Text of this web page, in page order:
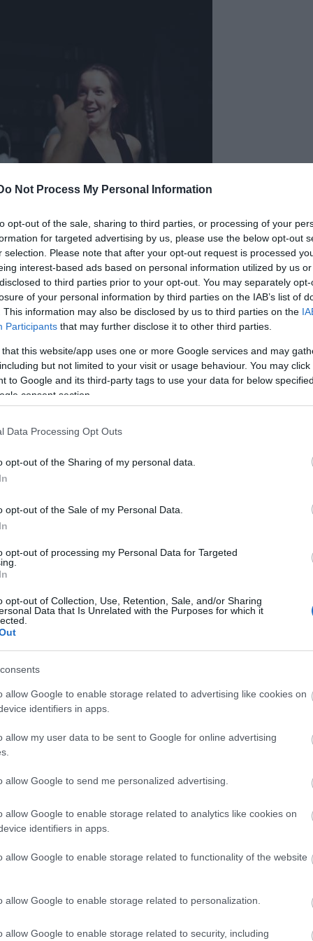
Not Process My Personal Information
opt-out of the sale, sharing to third parties, or processing of your
for targeted advertising by us, please use the below opt-out
selection. Please note that after your opt-out request is processed
interest-based ads based on personal information utilized by us
to third parties prior to your opt-out. You may separately
of your personal information by third parties on the IAB’s list of
This information may also be disclosed by us to third parties on the
Participants that may further disclose it to other third parties.
that this website/app uses one or more Google services and may
but not limited to your visit or usage behaviour. You may
to Google and its third-party tags to use your data for below
consent section.
Data Processing Opt Outs
opt-out of the Sharing of my personal data.
opt-out of the Sale of my Personal Data.
opt-out of processing my Personal Data for Targeted
opt-out of Collection, Use, Retention, Sale, and/or Sharing
Data that Is Unrelated with the Purposes for which it
allow Google to enable storage related to advertising like cookies on
identifiers in apps.
allow my user data to be sent to Google for online advertising
allow Google to send me personalized advertising.
allow Google to enable storage related to analytics like cookies on
identifiers in apps.
allow Google to enable storage related to functionality of the website
allow Google to enable storage related to personalization.
allow Google to enable storage related to security, including
várja menyasszonyának katonatiszt édesapját, és
egy milliomos német műgyűjtőnek is. A
találja lakásának berendezését, ezért minden
egyes bútorait. S talán kezelhető
betoppanó szomszéd és a titokban
talán még Brindsley meglepetésszerűen
Elektromos Művek által kiküldött furcsa
Vidákovics Szláven, Kulcsár ViktóriaésHegyi
szabadtéri színpadon hat alkalommal mutatják
és nagyvonalúság!" - Hegyi Barbara Pécsett
próbál, augusztus elején őjátssza a Black comedy
Színház közös produkciójában. Ebédszünetben
épp, s bármily szívesen kínálja is kollégáinak, azok
meg teátristáinak becsületét, s elfogad egy
Vajon mitől félnek? Hogy a rukkolalevél
finom, főleg azzal a fokhagymás-borsos
- morfondíroz a színésznő, miközben az
évben tapasztalható egy általános nyitás, hisz
balzsamecet és az olívaolaj, sokan fogyasztanak